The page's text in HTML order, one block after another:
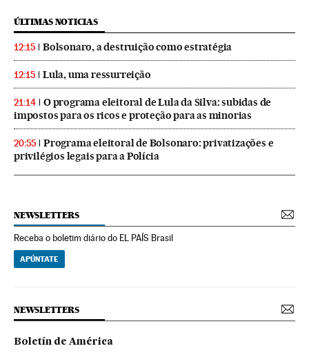
ÚLTIMAS NOTICIAS
12:15 Bolsonaro, a destruição como estratégia
12:15 Lula, uma ressurreição
21:14
O programa eleitoral de Lula da Silva: subidas de
impostos para os ricos e proteção para as minorias
20:55
Programa eleitoral de Bolsonaro: privatizações e
privilégios legais para a Polícia
NEWSLETTERS
Receba o boletim diário do EL PAÍS Brasil
APÚNTATE
NEWSLETTERS
Boletín de América